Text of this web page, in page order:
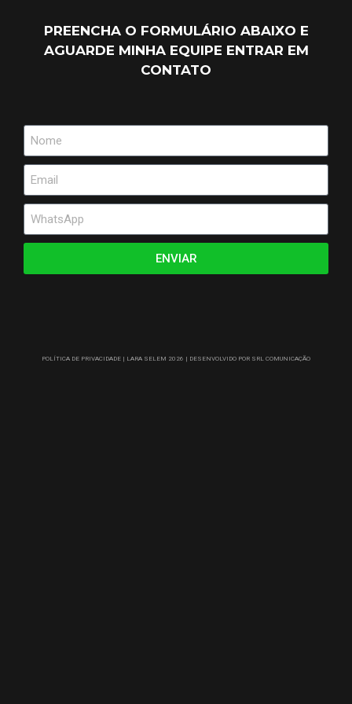
PREENCHA O FORMULÁRIO ABAIXO E
AGUARDE MINHA EQUIPE ENTRAR EM
CONTATO
ENVIAR
POLÍTICA DE PRIVACIDADE | LARA SELEM 2026 | DESENVOLVIDO POR SRL COMUNICAÇÃO